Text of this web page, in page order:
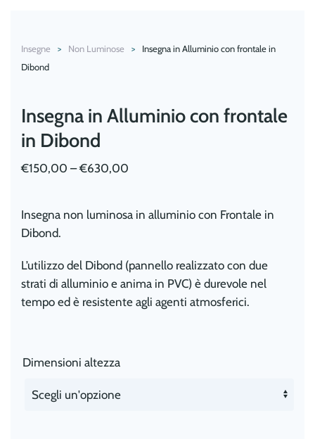
Insegne Non Luminose
Insegna in Alluminio con frontale in
Dibond
Insegna in Alluminio con frontale
in Dibond
€150,00 –€630,00
Insegna non luminosa in alluminio con Frontale in
Dibond.
L’utilizzo del Dibond (pannello realizzato con due
strati di alluminio e anima in PVC) è durevole nel
tempo ed è resistente agli agenti atmosferici.
Dimensioni altezza